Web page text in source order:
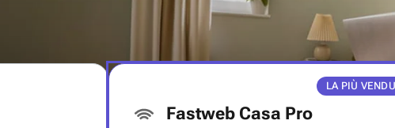
LA PIÙ
Fastweb Casa Pro